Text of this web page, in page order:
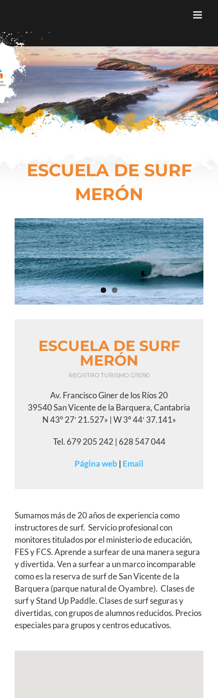
content
ESCUELA DE SURF
MERÓN
View
Larger
Image
ESCUELA DE SURF
MERÓN
REGISTRO TURISMO G11090
Av. Francisco Giner de los Ríos 20
39540 San Vicente de la Barquera, Cantabria
N 43° 27′ 21.527» | W 3° 44′ 37.141»
Tel. 679 205 242 | 628 547 044
Página web| Email
Sumamos más de 20 años de experiencia como
instructores de surf. Servicio profesional con
monitores titulados por el ministerio de educación,
FES y FCS. Aprende a surfear de una manera segura
y divertida. Ven a surfear a un marco incomparable
como es la reserva de surf de San Vicente de la
Barquera (parque natural de Oyambre). Clases de
surf y Stand Up Paddle. Clases de surf seguras y
divertidas, con grupos de alumnos reducidos. Precios
especiales para grupos y centros educativos.